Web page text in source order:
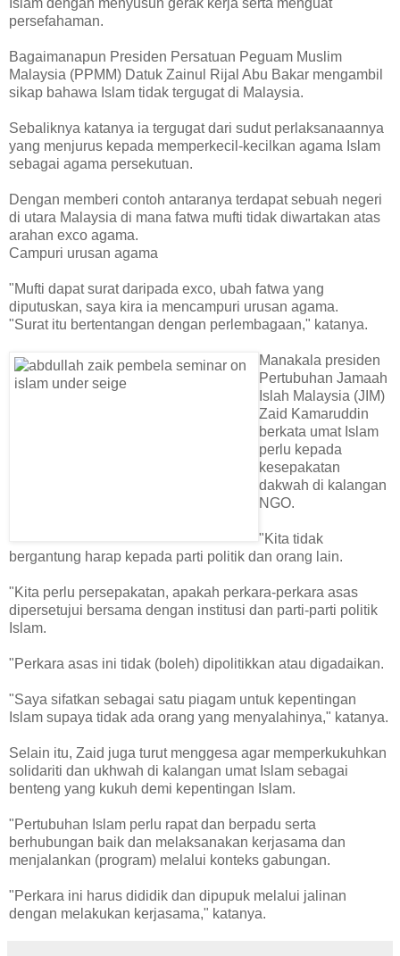
Islam dengan menyusun gerak kerja serta menguat
persefahaman.
Bagaimanapun Presiden Persatuan Peguam Muslim
Malaysia (PPMM) Datuk Zainul Rijal Abu Bakar mengambil
sikap bahawa Islam tidak tergugat di Malaysia.
Sebaliknya katanya ia tergugat dari sudut perlaksanaannya
yang menjurus kepada memperkecil-kecilkan agama Islam
sebagai agama persekutuan.
Dengan memberi contoh antaranya terdapat sebuah negeri
di utara Malaysia di mana fatwa mufti tidak diwartakan atas
arahan exco agama.
Campuri urusan agama
"Mufti dapat surat daripada exco, ubah fatwa yang
diputuskan, saya kira ia mencampuri urusan agama.
"Surat itu bertentangan dengan perlembagaan," katanya.
Manakala presiden
Pertubuhan Jamaah
Islah Malaysia (JIM)
Zaid Kamaruddin
berkata umat Islam
perlu kepada
kesepakatan
dakwah di kalangan
NGO.
"Kita tidak
bergantung harap kepada parti politik dan orang lain.
"Kita perlu persepakatan, apakah perkara-perkara asas
dipersetujui bersama dengan institusi dan parti-parti politik
Islam.
"Perkara asas ini tidak (boleh) dipolitikkan atau digadaikan.
"Saya sifatkan sebagai satu piagam untuk kepentingan
Islam supaya tidak ada orang yang menyalahinya," katanya.
Selain itu, Zaid juga turut menggesa agar memperkukuhkan
solidariti dan ukhwah di kalangan umat Islam sebagai
benteng yang kukuh demi kepentingan Islam.
"Pertubuhan Islam perlu rapat dan berpadu serta
berhubungan baik dan melaksanakan kerjasama dan
menjalankan (program) melalui konteks gabungan.
"Perkara ini harus dididik dan dipupuk melalui jalinan
dengan melakukan kerjasama," katanya.